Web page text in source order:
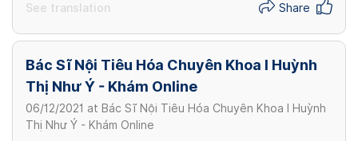
See translation Share
Bác Sĩ Nội Tiêu Hóa Chuyên Khoa I Huỳnh
Thị Như Ý - Khám Online
06/12/2021 at Bác Sĩ Nội Tiêu Hóa Chuyên Khoa I Huỳnh
Thị Như Ý - Khám Online